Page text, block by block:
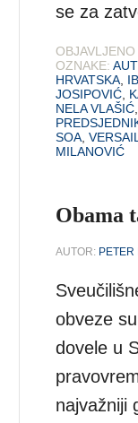
se za
OBJAVLJENO
OZNAKE:
HRVATSKA
JOSIPOVIĆ
NELA VLAŠIĆ
SOA ,
MILANOVIĆ
Obama
AUTOR: PETER
obveze
dovele u
najvažniji